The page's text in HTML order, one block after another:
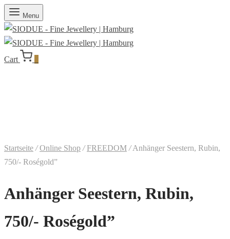
Menu
Cart
Startseite / Online Shop / FREEDOM /Anhänger Seestern, Rubin,
750/- Roségold”
Anhänger Seestern, Rubin,
750/- Roségold”